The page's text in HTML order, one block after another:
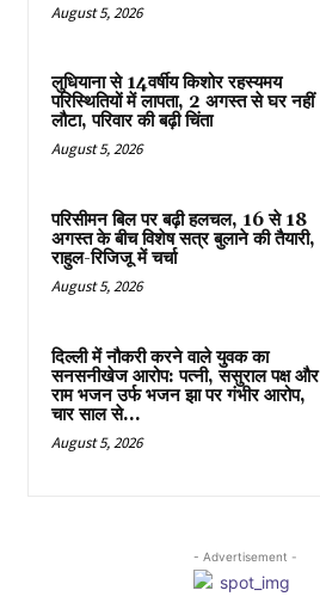
August 5, 2026
लुधियाना से 14वर्षीय किशोर रहस्यमय
परिस्थितियों में लापता, 2 अगस्त से घर नहीं
लौटा, परिवार की बढ़ी चिंता
August 5, 2026
परिसीमन बिल पर बढ़ी हलचल, 16 से 18
अगस्त के बीच विशेष सत्र बुलाने की तैयारी,
राहुल-रिजिजू में चर्चा
August 5, 2026
दिल्ली में नौकरी करने वाले युवक का
सनसनीखेज आरोप: पत्नी, ससुराल पक्ष और
राम भजन उर्फ भजन झा पर गंभीर आरोप,
चार साल से...
August 5, 2026
- Advertisement -